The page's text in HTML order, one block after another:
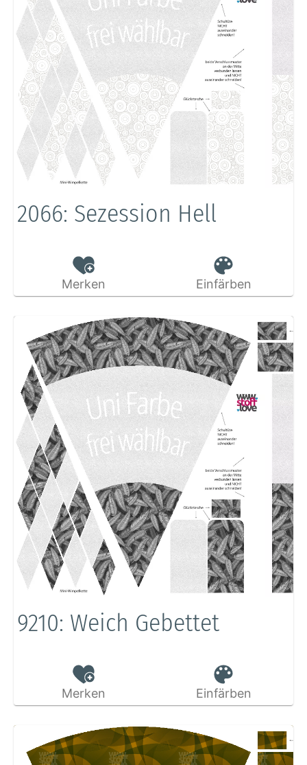
2066: Sezession Hell
Merken Einfärben
9210: Weich Gebettet
Merken Einfärben